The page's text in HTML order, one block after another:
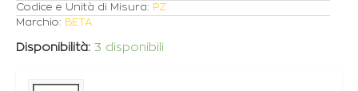
Codice e Unità di Misura: PZ
Marchio: BETA
Disponibilità: 3 disponibili